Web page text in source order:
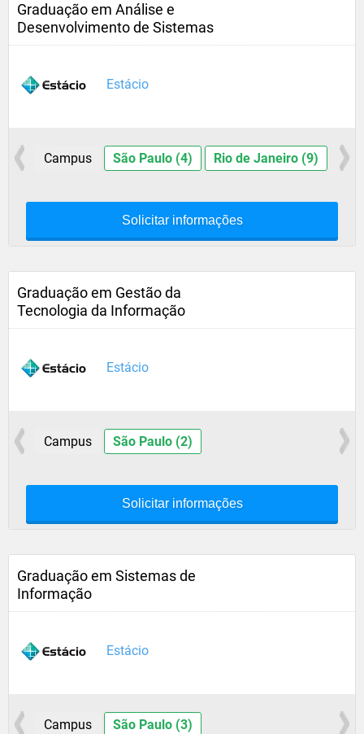
Graduação em Análise e
Desenvolvimento de Sistemas
Estácio
Campus São Paulo (4) Rio de Janeiro (9)
Solicitar informações
Graduação em Gestão da
Tecnologia da Informação
Estácio
Campus São Paulo (2)
Solicitar informações
Graduação em Sistemas de
Informação
Estácio
Campus São Paulo (3)